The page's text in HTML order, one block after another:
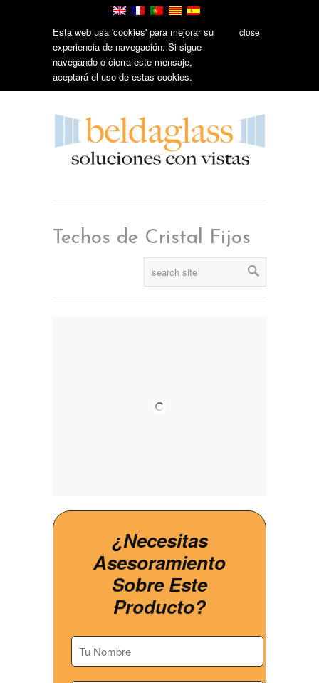
Esta web usa 'cookies' para mejorar su
experiencia de navegación. Si sigue
navegando o cierra este mensaje,
aceptará el uso de estas cookies.
close
Techos de Cristal Fijos
¿Necesitas
Asesoramiento
Sobre Este
Producto?